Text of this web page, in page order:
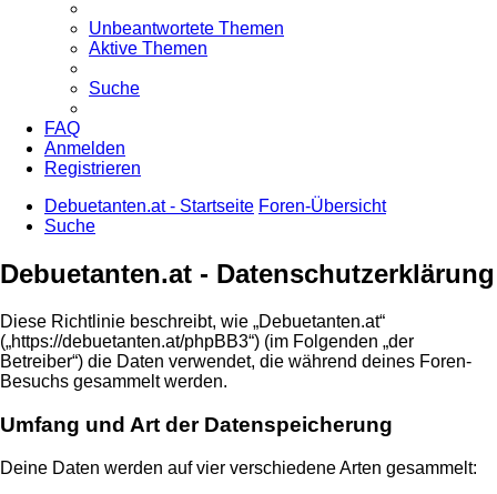
Unbeantwortete Themen
Aktive Themen
Suche
FAQ
Anmelden
Registrieren
Debuetanten.at - Startseite Foren-Übersicht
Suche
Debuetanten.at - Datenschutzerklärung
Diese Richtlinie beschreibt, wie „Debuetanten.at“
(„https://debuetanten.at/phpBB3“) (im Folgenden „der
Betreiber“) die Daten verwendet, die während deines Foren-
Besuchs gesammelt werden.
Umfang und Art der Datenspeicherung
Deine Daten werden auf vier verschiedene Arten gesammelt: